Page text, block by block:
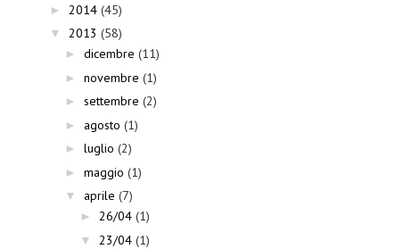
► 2014 (45)
▼ 2013 (58)
► dicembre (11)
► novembre (1)
► settembre (2)
► agosto (1)
► luglio (2)
► maggio (1)
▼ aprile (7)
► 26/04 (1)
▼ 23/04 (1)